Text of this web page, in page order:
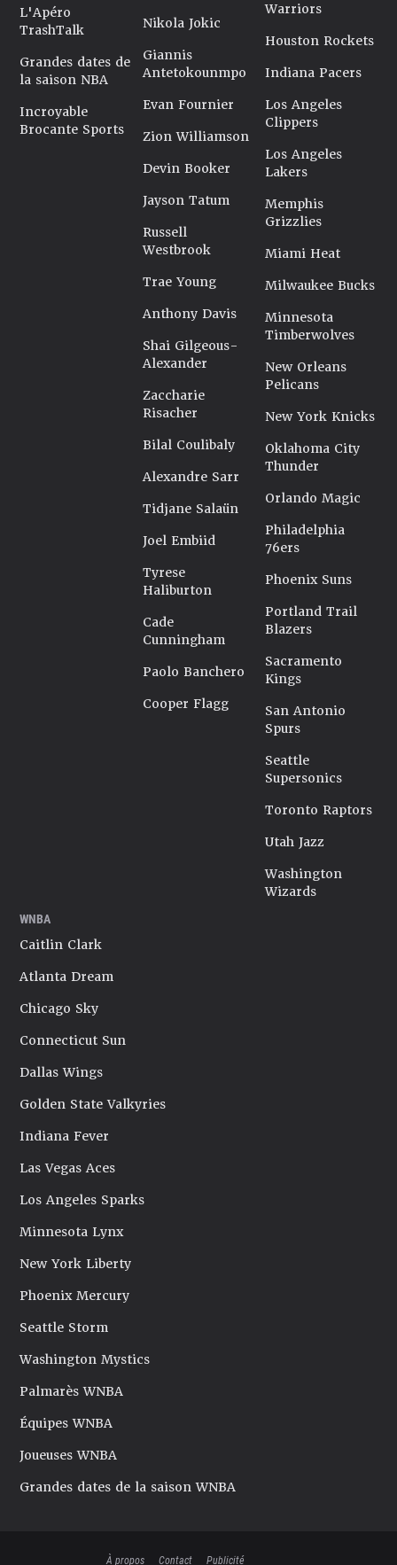
L'Apéro
TrashTalk
Grandes dates de
la saison NBA
Incroyable
Brocante Sports
Nikola Jokic
Giannis
Antetokounmpo
Evan Fournier
Zion Williamson
Devin Booker
Jayson Tatum
Russell
Westbrook
Trae Young
Anthony Davis
Shai Gilgeous-
Alexander
Zaccharie
Risacher
Bilal Coulibaly
Alexandre Sarr
Tidjane Salaün
Joel Embiid
Tyrese
Haliburton
Cade
Cunningham
Paolo Banchero
Cooper Flagg
Warriors
Houston Rockets
Indiana Pacers
Los Angeles
Clippers
Los Angeles
Lakers
Memphis
Grizzlies
Miami Heat
Milwaukee Bucks
Minnesota
Timberwolves
New Orleans
Pelicans
New York Knicks
Oklahoma City
Thunder
Orlando Magic
Philadelphia
76ers
Phoenix Suns
Portland Trail
Blazers
Sacramento
Kings
San Antonio
Spurs
Seattle
Supersonics
Toronto Raptors
Utah Jazz
Washington
Wizards
WNBA
Caitlin Clark
Atlanta Dream
Chicago Sky
Connecticut Sun
Dallas Wings
Golden State Valkyries
Indiana Fever
Las Vegas Aces
Los Angeles Sparks
Minnesota Lynx
New York Liberty
Phoenix Mercury
Seattle Storm
Washington Mystics
Palmarès WNBA
Équipes WNBA
Joueuses WNBA
Grandes dates de la saison WNBA
À propos Contact Publicité